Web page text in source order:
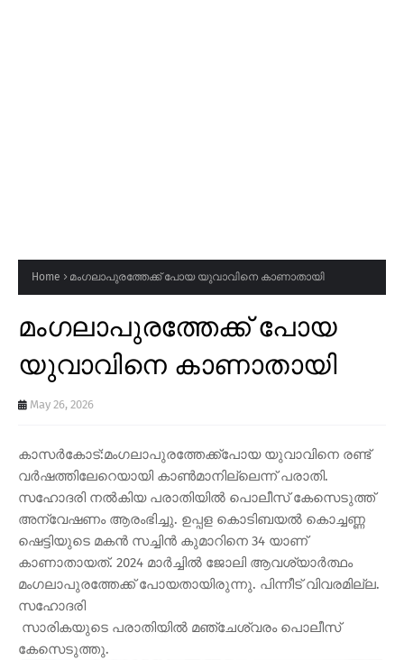
Home മംഗലാപുരത്തേക്ക് പോയ യുവാവിനെ കാണാതായി
മംഗലാപുരത്തേക്ക് പോയ
യുവാവിനെ കാണാതായി
May 26, 2026
കാസർകോട്:മംഗലാപുരത്തേക്ക്പോയ യുവാവിനെ രണ്ട്
വർഷത്തിലേറെയായി കാൺമാനില്ലെന്ന് പരാതി.
സഹോദരി നൽകിയ പരാതിയിൽ പൊലീസ് കേസെടുത്ത്
അന്വേഷണം ആരംഭിച്ചു. ഉപ്പള കൊടിബയൽ കൊച്ചണ്ണ
ഷെട്ടിയുടെ മകൻ സച്ചിൻ കുമാറിനെ 34 യാണ്
കാണാതായത്. 2024 മാർച്ചിൽ ജോലി ആവശ്യാർത്ഥം
മംഗലാപുരത്തേക്ക് പോയതായിരുന്നു. പിന്നീട് വിവരമില്ല.
സഹോദരി
സാരികയുടെ പരാതിയിൽ മഞ്ചേശ്വരം പൊലീസ്
കേസെടുത്തു.